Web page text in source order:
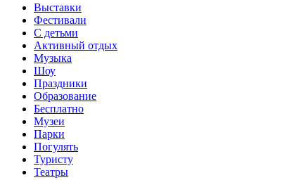
Выставки
Фестивали
С детьми
Активный отдых
Музыка
Шоу
Праздники
Образование
Бесплатно
Музеи
Парки
Погулять
Туристу
Театры